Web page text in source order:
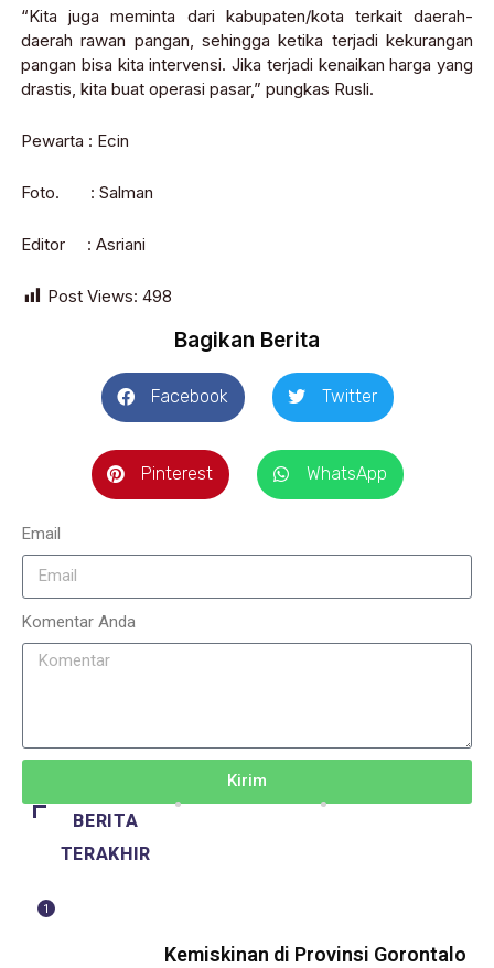
“Kita juga meminta dari kabupaten/kota terkait daerah-
daerah rawan pangan, sehingga ketika terjadi kekurangan
pangan bisa kita intervensi. Jika terjadi kenaikan harga yang
drastis, kita buat operasi pasar,” pungkas Rusli.
Pewarta : Ecin
Foto. : Salman
Editor : Asriani
Post Views: 498
Bagikan Berita
Facebook Twitter
Pinterest WhatsApp
Email
Komentar Anda
Kirim
BERITA
TERAKHIR
1
Kemiskinan di Provinsi Gorontalo